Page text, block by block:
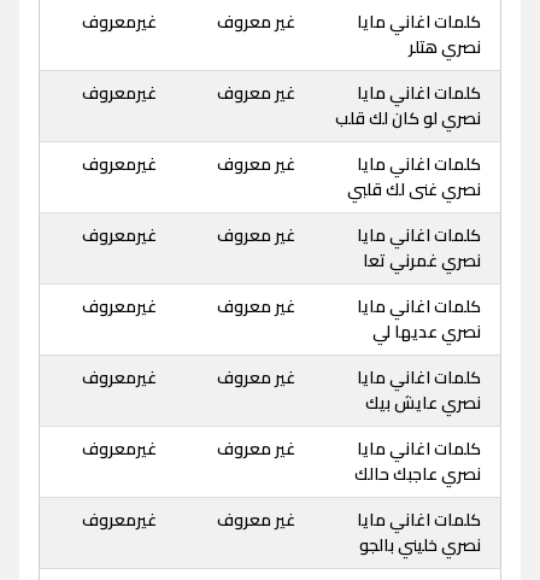
كلمات اغاني مايا
نصري هتلر
غير معروف غيرمعروف
كلمات اغاني مايا
نصري لو كان لك قلب
غير معروف غيرمعروف
كلمات اغاني مايا
نصري غنى لك قلبي
غير معروف غيرمعروف
كلمات اغاني مايا
نصري غمرني تعا
غير معروف غيرمعروف
كلمات اغاني مايا
نصري عديها لي
غير معروف غيرمعروف
كلمات اغاني مايا
نصري عايش بيك
غير معروف غيرمعروف
كلمات اغاني مايا
نصري عاجبك حالك
غير معروف غيرمعروف
كلمات اغاني مايا
نصري خليني بالجو
غير معروف غيرمعروف